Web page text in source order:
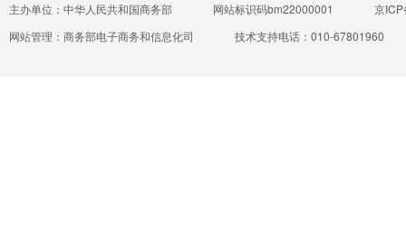
主办单位：中华人民共和国商务部 网站标识码bm22000001
京
网站管理：商务部电子商务和信息化司
技术支持电话：010-67801960